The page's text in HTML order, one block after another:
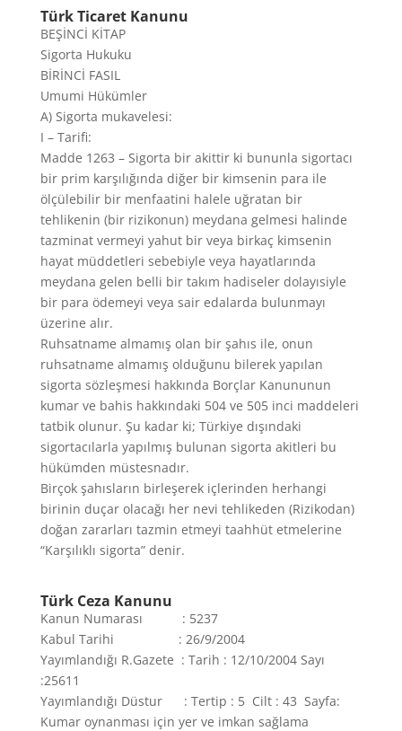
Türk Ticaret Kanunu
BEŞİNCİ KİTAP
Sigorta Hukuku
BİRİNCİ FASIL
Umumi Hükümler
A) Sigorta mukavelesi:
I – Tarifi:
Madde 1263 – Sigorta bir akittir ki bununla sigortacı
bir prim karşılığında diğer bir kimsenin para ile
ölçülebilir bir menfaatini halele uğratan bir
tehlikenin (bir rizikonun) meydana gelmesi halinde
tazminat vermeyi yahut bir veya birkaç kimsenin
hayat müddetleri sebebiyle veya hayatlarında
meydana gelen belli bir takım hadiseler dolayısiyle
bir para ödemeyi veya sair edalarda bulunmayı
üzerine alır.
Ruhsatname almamış olan bir şahıs ile, onun
ruhsatname almamış olduğunu bilerek yapılan
sigorta sözleşmesi hakkında Borçlar Kanununun
kumar ve bahis hakkındaki 504 ve 505 inci maddeleri
tatbik olunur. Şu kadar ki; Türkiye dışındaki
sigortacılarla yapılmış bulunan sigorta akitleri bu
hükümden müstesnadır.
Birçok şahısların birleşerek içlerinden herhangi
birinin duçar olacağı her nevi tehlikeden (Rizikodan)
doğan zararları tazmin etmeyi taahhüt etmelerine
“Karşılıklı sigorta” denir.
Türk Ceza Kanunu
Kanun Numarası : 5237
Kabul Tarihi : 26/9/2004
Yayımlandığı R.Gazete : Tarih : 12/10/2004 Sayı
:25611
Yayımlandığı Düstur : Tertip : 5 Cilt : 43 Sayfa:
Kumar oynanması için yer ve imkan sağlama